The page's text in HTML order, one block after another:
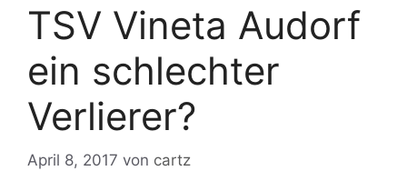
TSV Vineta Audorf
ein schlechter
Verlierer?
April 8, 2017 von cartz